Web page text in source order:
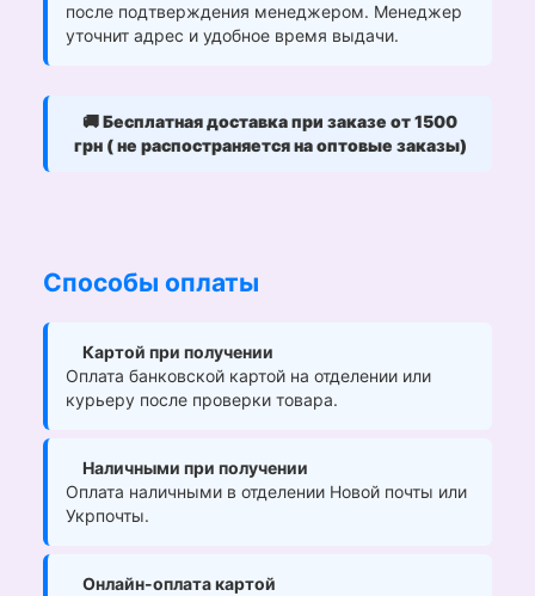
после подтверждения менеджером. Менеджер
уточнит адрес и удобное время выдачи.
🚚Бесплатная доставка при заказе от 1500
грн ( не распостраняется на оптовые заказы)
Способы оплаты
Картой при получении
Оплата банковской картой на отделении или
курьеру после проверки товара.
Наличными при получении
Оплата наличными в отделении Новой почты или
Укрпочты.
Онлайн-оплата картой